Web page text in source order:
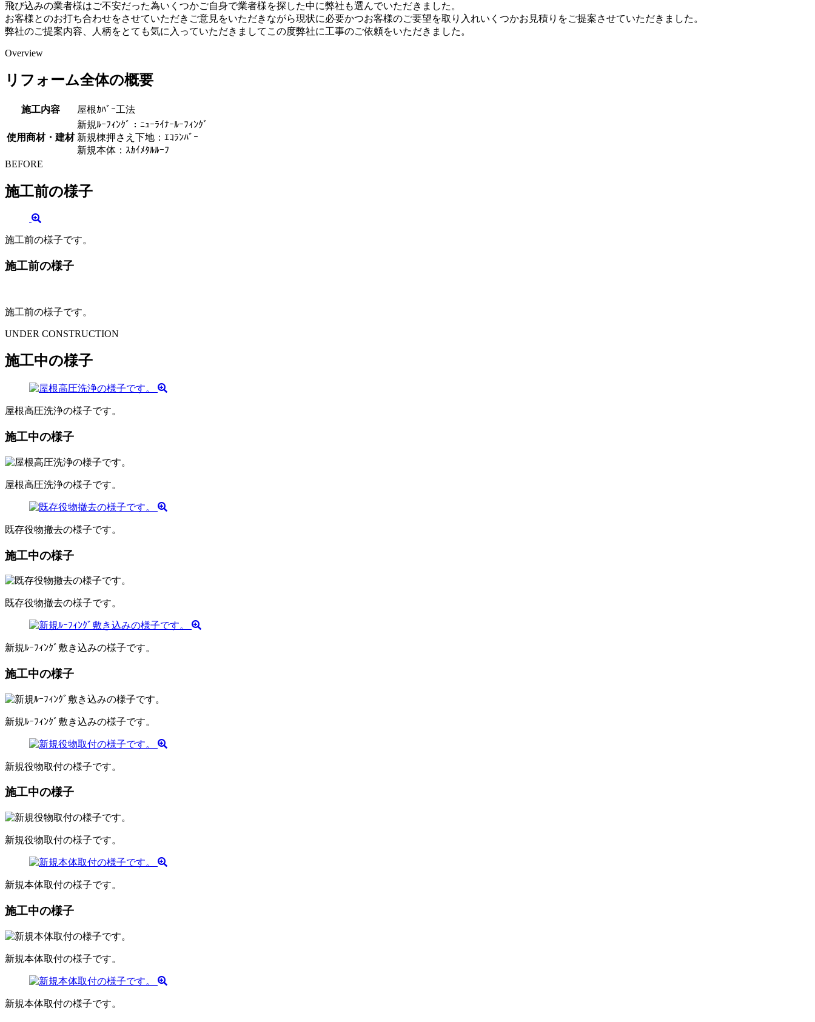
飛び込みの業者様はご不安だった為いくつかご自身で業者様を探した中に弊社も選んでいただきました。
お客様とのお打ち合わせをさせていただきご意見をいただきながら現状に必要かつお客様のご要望を取り入れいくつかお見積りをご提案させていただきました。
弊社のご提案内容、人柄をとても気に入っていただきましてこの度弊社に工事のご依頼をいただきました。
Overview
リフォーム全体の概要
施工内容 屋根ｶﾊﾞｰ工法
使用商材・建材
新規ﾙｰﾌｨﾝｸﾞ：ﾆｭｰﾗｲﾅｰﾙｰﾌｨﾝｸﾞ
新規棟押さえ下地：ｴｺﾗﾝﾊﾞｰ
新規本体：ｽｶｲﾒﾀﾙﾙｰﾌ
BEFORE
施工前の様子
施工前の様子です。
施工前の様子
施工前の様子です。
UNDER CONSTRUCTION
施工中の様子
屋根高圧洗浄の様子です。
施工中の様子
屋根高圧洗浄の様子です。
既存役物撤去の様子です。
施工中の様子
既存役物撤去の様子です。
新規ﾙｰﾌｨﾝｸﾞ敷き込みの様子です。
施工中の様子
新規ﾙｰﾌｨﾝｸﾞ敷き込みの様子です。
新規役物取付の様子です。
施工中の様子
新規役物取付の様子です。
新規本体取付の様子です。
施工中の様子
新規本体取付の様子です。
新規本体取付の様子です。